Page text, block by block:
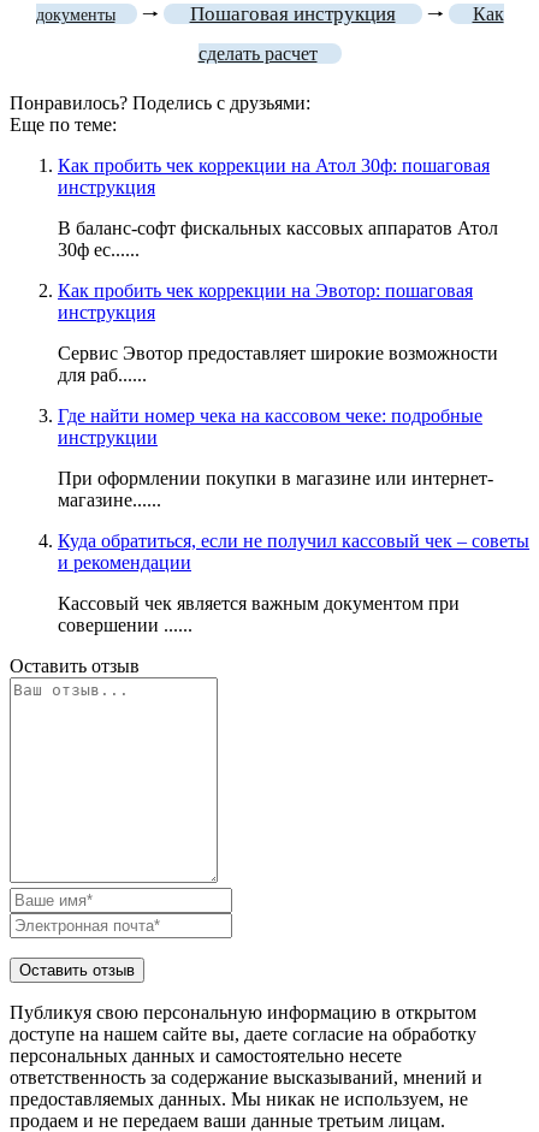
документы 🠒 Пошаговая инструкция 🠒
Как
сделать расчет
Понравилось? Поделись с друзьями:
Еще по теме:
Как пробить чек коррекции на Атол 30ф: пошаговая
инструкция
В баланс-софт фискальных кассовых аппаратов Атол
30ф ес......
Как пробить чек коррекции на Эвотор: пошаговая
инструкция
Сервис Эвотор предоставляет широкие возможности
для раб......
Где найти номер чека на кассовом чеке: подробные
инструкции
При оформлении покупки в магазине или интернет-
магазине......
Куда обратиться, если не получил кассовый чек – советы
и рекомендации
Кассовый чек является важным документом при
совершении ......
Оставить отзыв
Публикуя свою персональную информацию в открытом
доступе на нашем сайте вы, даете согласие на обработку
персональных данных и самостоятельно несете
ответственность за содержание высказываний, мнений и
предоставляемых данных. Мы никак не используем, не
продаем и не передаем ваши данные третьим лицам.